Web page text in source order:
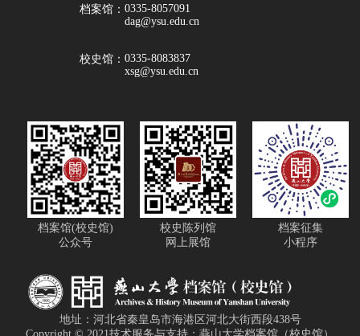
档案馆： 0335-8057091
dag@ysu.edu.cn
校史馆： 0335-8083837
xsg@ysu.edu.cn
档案馆(校史馆)
公众号
校史陈列馆
网上展馆
档案征集
小程序
地址：河北省秦皇岛市海港区河北大街西段438号